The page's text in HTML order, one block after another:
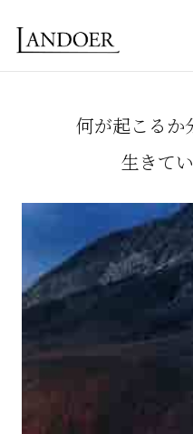
何が起こるか
生きて